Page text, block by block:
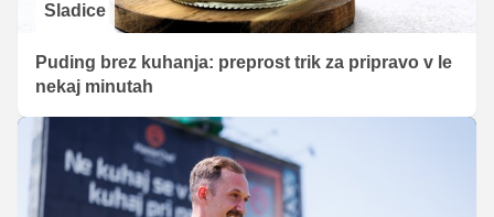
Sladice
Puding brez kuhanja: preprost trik za pripravo v le
nekaj minutah